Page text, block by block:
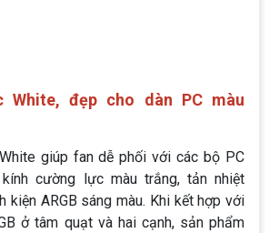
White, đẹp cho dàn PC màu
giúp fan dễ phối với các bộ PC
cường lực màu trắng, tản nhiệt
kiện ARGB sáng màu. Khi kết hợp với
ở tâm quạt và hai cạnh, sản phẩm